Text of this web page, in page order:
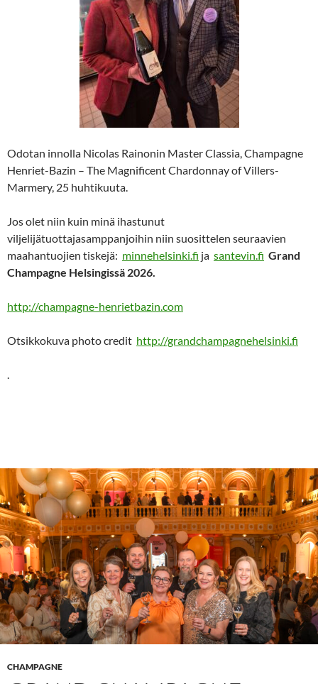
Odotan innolla Nicolas Rainonin Master Classia,Champagne
Henriet-Bazin – The Magnificent Chardonnay of Villers-
Marmery, 25 huhtikuuta.
Jos olet niin kuin minä ihastunut
viljelijätuottajasamppanjoihin niin suosittelen seuraavien
maahantuojien tiskejä: minnehelsinki.fi ja santevin.fi Grand
Champagne Helsingissä 2026.
http://champagne-henrietbazin.com
Otsikkokuva photo credit http://grandchampagnehelsinki.fi
.
CHAMPAGNE